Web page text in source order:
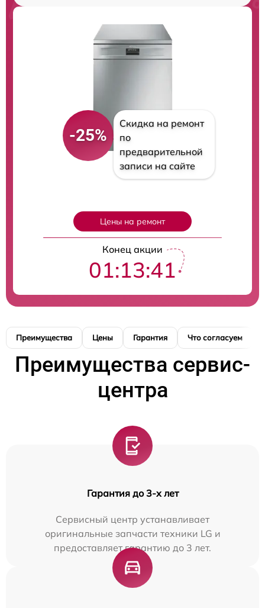
-25%
Скидка на ремонт
по
предварительной
записи на сайте
Цены на ремонт
Конец акции
01:13:40
Преимущества Цены Гарантия Что согласуем
Преимущества сервис-
центра
Гарантия до 3-х лет
Сервисный центр устанавливает
оригинальные запчасти техники LG и
предоставляет гарантию до 3 лет.